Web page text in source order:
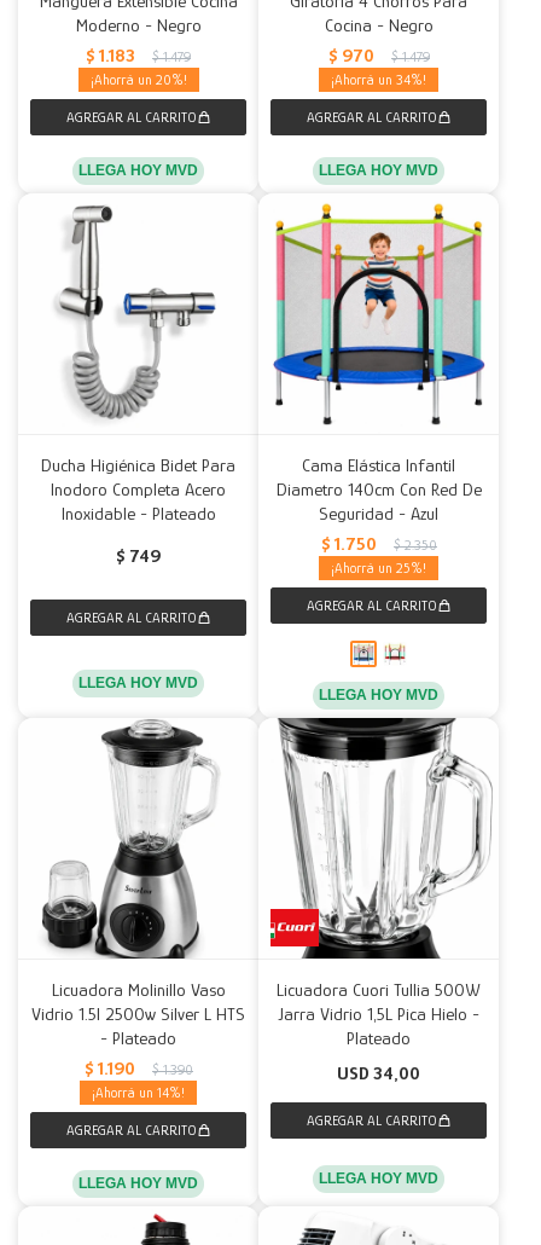
Moderno - Negro
$ 1.183 $ 1.479
20
LLEGA HOY MVD
Cocina - Negro
$ 970 $ 1.479
34
LLEGA HOY MVD
Ducha Higiénica Bidet Para
Inodoro Completa Acero
Inoxidable - Plateado
$ 749
LLEGA HOY MVD
Cama Elástica Infantil
Diametro 140cm Con Red De
Seguridad - Azul
$ 1.750 $ 2.350
25
LLEGA HOY MVD
Licuadora Molinillo Vaso
Vidrio 1.5l 2500w Silver L HTS
- Plateado
$ 1.190 $ 1.390
14
LLEGA HOY MVD
Licuadora Cuori Tullia 500W
Jarra Vidrio 1,5L Pica Hielo -
Plateado
USD 34,00
LLEGA HOY MVD
Mesas
Calefactores
Acolchados y Frazadas
Fundas
Decoración
Accesorios para el hogar
Herramientas
Accesorios
Muebles Infantiles